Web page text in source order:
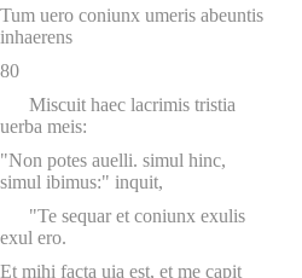
Tum uero coniunx umeris abeuntis
inhaerens
80
Miscuit haec lacrimis tristia
uerba meis:
"Non potes auelli. simul hinc,
simul ibimus:" inquit,
"Te sequar et coniunx exulis
exul ero.
Et mihi facta uia est, et me capit